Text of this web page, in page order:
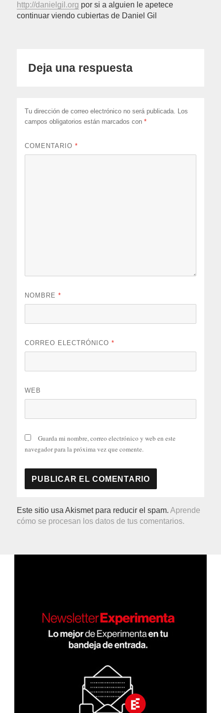
http://danielgil.org por si a alguien le apetece
continuar viendo cubiertas de Daniel Gil
Deja una respuesta
Tu dirección de correo electrónico no será publicada. Los
campos obligatorios están marcados con*
COMENTARIO*
NOMBRE*
CORREO ELECTRÓNICO*
WEB
Guarda mi nombre, correo electrónico y web en este
navegador para la próxima vez que comente.
Este sitio usa Akismet para reducir el spam.Aprende
cómo se procesan los datos de tus comentarios.